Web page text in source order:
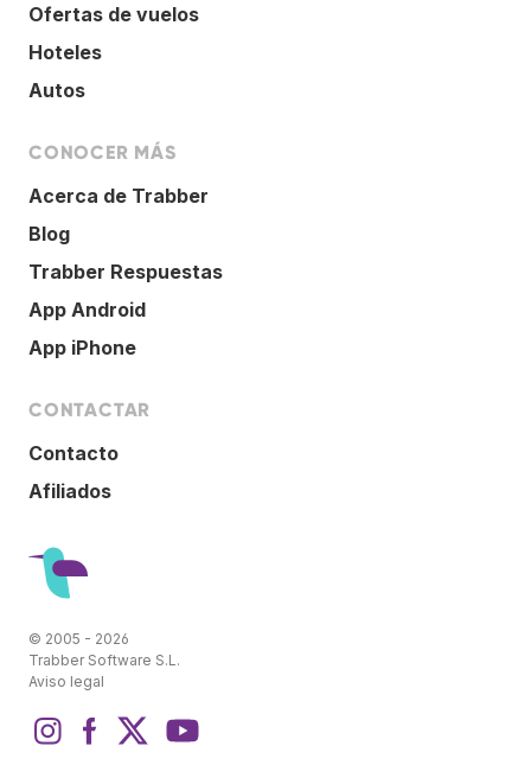
Ofertas de vuelos
Hoteles
Autos
CONOCER MÁS
Acerca de Trabber
Blog
Trabber Respuestas
App Android
App iPhone
CONTACTAR
Contacto
Afiliados
© 2005 - 2026
Trabber Software S.L.
Aviso legal